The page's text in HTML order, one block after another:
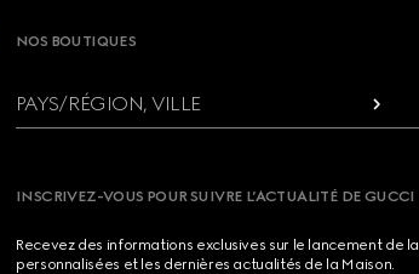
NOS BOUTIQUES
PAYS/RÉGION, VILLE
INSCRIVEZ-VOUS POUR SUIVRE L’ACTUALITÉ DE GUCCI
Recevez des informations exclusives sur le lancement de
personnalisées et les dernières actualités de la Maison.